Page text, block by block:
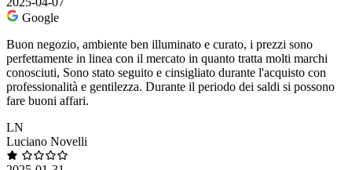
Google
Buon negozio, ambiente ben illuminato e curato, i prezzi sono
perfettamente in linea con il mercato in quanto tratta molti marchi
conosciuti, Sono stato seguito e cinsigliato durante l'acquisto con
professionalità e gentilezza. Durante il periodo dei saldi si possono
fare buoni affari.
LN
Luciano Novelli